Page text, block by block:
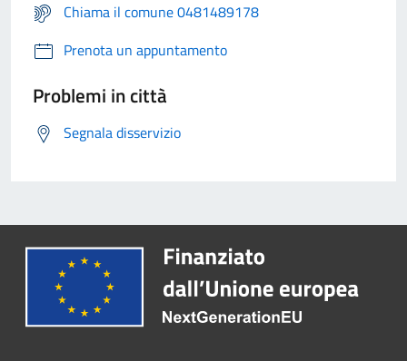
Chiama il comune 0481489178
Prenota un appuntamento
Problemi in città
Segnala disservizio